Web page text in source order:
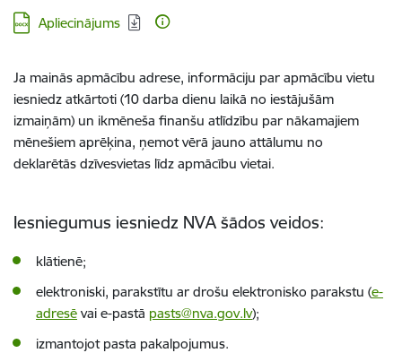
Lejupielādēt:
Apliecinājums
Ja mainās apmācību adrese, informāciju par apmācību vietu
iesniedz atkārtoti (10 darba dienu laikā no iestājušām
izmaiņām) un ikmēneša finanšu atlīdzību par nākamajiem
mēnešiem aprēķina, ņemot vērā jauno attālumu no
deklarētās dzīvesvietas līdz apmācību vietai.
Iesniegumus iesniedz NVA šādos veidos:
klātienē;
elektroniski, parakstītu ar drošu elektronisko parakstu (e-
adresē vai e-pastā pasts@nva.gov.lv);
izmantojot pasta pakalpojumus.